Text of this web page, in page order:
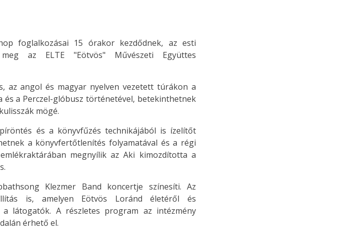
foglalkozásai 15 órakor kezdődnek, az esti
az ELTE "Eötvös" Művészeti Együttes
az angol és magyar nyelven vezetett túrákon a
a Perczel-glóbusz történetével, betekinthetnek
mögé.
és a könyvfűzés technikájából is ízelítőt
a könyvfertőtlenítés folyamatával és a régi
megnyílik az Aki kimozdította a
Klezmer Band koncertje színesíti. Az
is, amelyen Eötvös Loránd életéről és
a látogatók. A részletes program az intézmény
érhető el.